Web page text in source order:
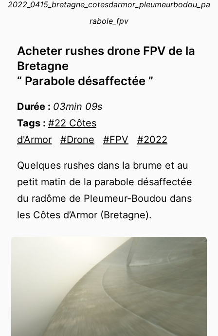
−
2022_0415_bretagne_cotesdarmor_pleumeurbodou_pa
rabole_fpv
Acheter rushes drone FPV de la
Bretagne
“ Parabole désaffectée ”
Durée : 03min 09s
Tags : #22 Côtes
d'Armor
#Drone #FPV #2022
Quelques rushes dans la brume et au
petit matin de la parabole désaffectée
du radôme de Pleumeur-Boudou dans
les Côtes d’Armor (Bretagne).